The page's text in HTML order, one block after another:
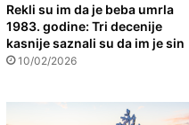
Rekli su im da je beba umrla
1983. godine: Tri decenije
kasnije saznali su da im je sin
10/02/2026